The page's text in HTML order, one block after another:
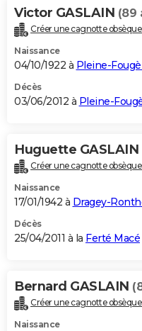
Victor GASLAIN (89
Créer une cagnotte
Naissance
04/10/1922 à Pleine-
Décès
03/06/2012 à Pleine-
Huguette GASLAIN
Créer une cagnotte
Naissance
17/01/1942 à Dragey-
Décès
25/04/2011 à la Ferté Macé
Bernard GASLAIN
Créer une cagnotte
Naissance